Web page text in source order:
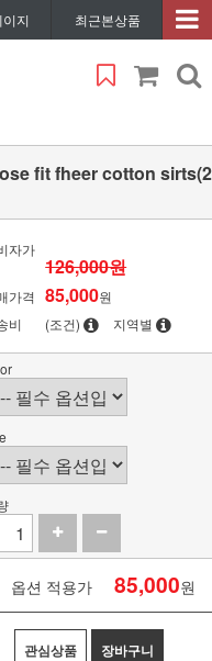
지 최근본상품
fit fheer cotton sirts(2
자가
126,000원
가격 85,000원
비
(조건) 지역별
옵션 적용가 85,000원
관심상품 장바구니